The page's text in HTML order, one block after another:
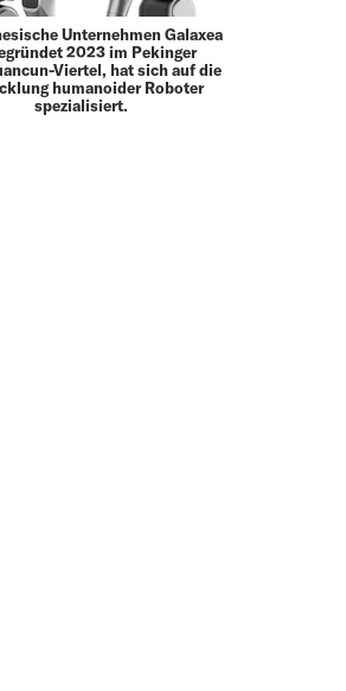
Unternehmen Galaxea
2023 im Pekinger
Viertel, hat sich auf die
humanoider Roboter
spezialisiert.